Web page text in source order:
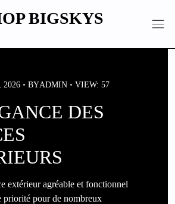
BIGSKYS
2026 BYADMIN VIEW: 57
DES
extérieur agréable et fonctionnel
priorité pour de nombreux